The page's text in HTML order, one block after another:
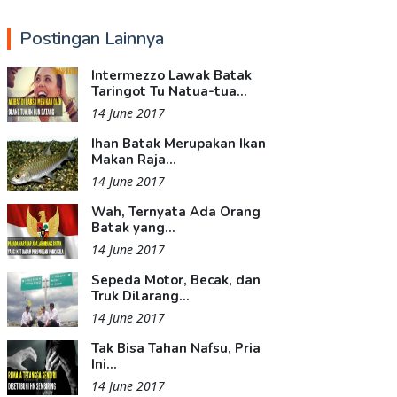
Postingan Lainnya
Intermezzo Lawak Batak
Taringot Tu Natua-tua...
14 June 2017
Ihan Batak Merupakan Ikan
Makan Raja...
14 June 2017
Wah, Ternyata Ada Orang
Batak yang...
14 June 2017
Sepeda Motor, Becak, dan
Truk Dilarang...
14 June 2017
Tak Bisa Tahan Nafsu, Pria
Ini...
14 June 2017